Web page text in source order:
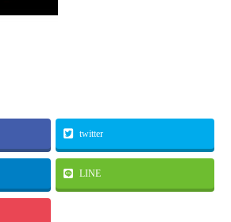
twitter
LINE